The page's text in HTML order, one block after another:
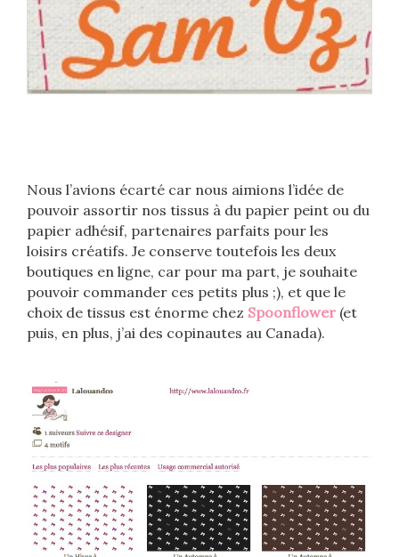
Nous l’avions écarté car nous aimions l’idée de
pouvoir assortir nos tissus à du papier peint ou du
papier adhésif, partenaires parfaits pour les
loisirs créatifs. Je conserve toutefois les deux
boutiques en ligne, car pour ma part, je souhaite
pouvoir commander ces petits plus ;), et que le
choix de tissus est énorme chez Spoonflower (et
puis, en plus, j’ai des copinautes au Canada).